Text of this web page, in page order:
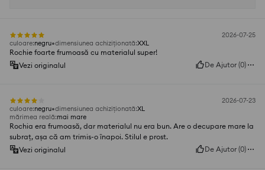
2026-07-25
culoare:negru dimensiunea achiziționată:XXL
Rochie foarte frumoasă cu materialul super!
Vezi originalul
De Ajutor (0)
2026-07-23
culoare:negru dimensiunea achiziționată:XL
mărimea reală:mai mare
Rochia era frumoasă, dar materialul nu era bun. Are o decupare mare la
subraț, așa că am trimis-o înapoi. Stilul e prost.
Vezi originalul
De Ajutor (0)